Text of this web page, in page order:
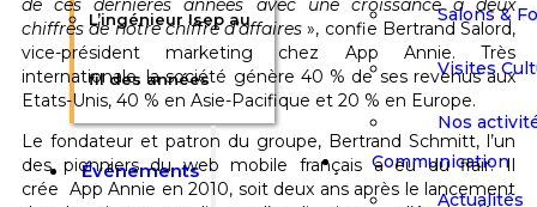
L’ingénieur Isep au
fil des années
Événements
Salons &
Visites
Nos
Communication
Actualités
de ces dernières années avec une croissance à deux
chiffres de notre chiffre d’affaires », confie Bertrand Salord,
vice-président marketing chez App Annie. Très
internationale, la société génère 40 % de ses revenus aux
Etats-Unis, 40 % en Asie-Pacifique et 20 % en Europe.
Le fondateur et patron du groupe, Bertrand Schmitt, l’un
des pionniers du web mobile français a eu du flair. Il
crée App Annie en 2010, soit deux ans après le lancement